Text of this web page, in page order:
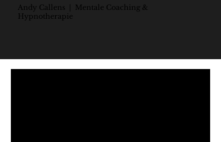
Andy Callens | Mentale Coaching &
Hypnotherapie